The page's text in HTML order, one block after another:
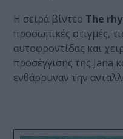
Η σειρά βίντεο The
προσωπικές στιγµές,
αυτοφροντίδας και
προσέγγισης της Jana
ενθάρρυναν την